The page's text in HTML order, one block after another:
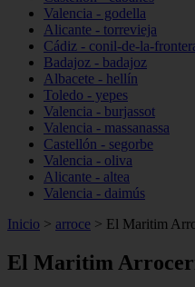
Valencia - godella
Alicante - torrevieja
Cádiz - conil-de-la-
Badajoz - badajoz
Albacete - hellín
Toledo - yepes
Valencia - burjassot
Valencia - massanassa
Castellón - segorbe
Valencia - oliva
Alicante - altea
Valencia - daimús
Inicio > arroce > El Maritim
El Maritim